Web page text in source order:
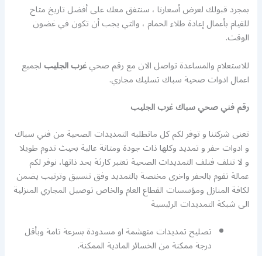
بمجرد قبولك لعرض أسعارنا ، سنتفق معك على أفضل تاريخ متاح
للقيام بأعمال إعادة طلاء الحمام ، والتي يجب أن تكون في غضون
الوقت.
للاستعلام والمساعدة تواصل الان مع رقم صحيغرب الجليبلجميع
اعمال ادوات صحية سباك تسليك مجاري.
رقم فني صحي سباك غرب الجليب
تعنى شركتنا و توفر لكم كل ماتطلبه التمديدات الصحية من فني سباك
و ادوات حفر و تمديد وكلها ذات جودة ومتانة عالية بحيث تدوم طويلا
و لا تتلف فتلف التمديدات الصحية تعتبر كارثة بحد ذاتها، نوفر لكم
عمالة تقوم بالحفر واخرى مختصة بالتمديد وفق تنسيق وترتيب يضمن
لكافة المنازل ومؤسسات القطاع العام والخاص توصيل المجاري المنزلية
الى شبكة التمديدات الرئيسية
تصليح تمديدات متهشمة او مسدودة بسرعة تامة وبأقل
درجة ممكنة من الخسائر المادية الممكنة.